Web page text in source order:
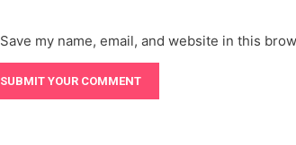
Save my name, email, and website in this